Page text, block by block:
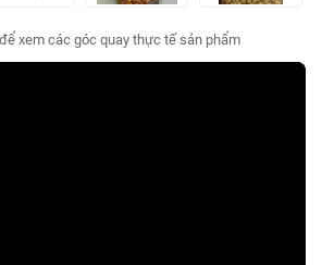
xem các góc quay thực tế sản phẩm